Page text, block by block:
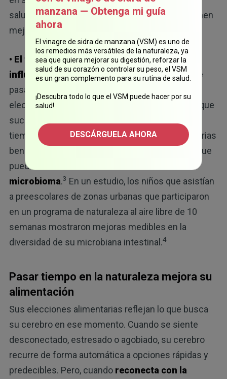
saludables, más bien la naturaleza hace que tomen
mejores elecciones al momento de comer.
• El tiempo que pasa en la naturaleza también
influye en la salud intestinal:los beneficios de
pasar tiempo al aire libre van más allá de sus
elecciones alimentarias; también influyen en lo que
sucede dentro de su sistema digestivo. Pasar
tiempo al aire libre expone su cuerpo a las bacterias
beneficiosas de la tierra, las plantas y el aire, lo que
puede incrementar la diversidad de su
microbioma.3 En un estudio, los niños que asistían
a preescolares de zonas urbanas que participaron
en un programa de naturaleza al aire libre de 10
semanas mostraron mejoras medibles en la
diversidad de su microbiana intestinal.4
Pasar tiempo en la naturaleza mejora su
alimentación
Sus elecciones alimentarias reflejan lo que busca
su cerebro en ese momento. Cuando se siente
desconectado, estresado o agobiado, su cerebro
recurre de forma automática a opciones rápidas y
predecibles. Pero, cuando reconecta con la
manzana — Obtenga mi guía
ahora
El vinagre de sidra de manzana (VSM) es uno de
los remedios más versátiles de la naturaleza, ya
sea que quiera mejorar su digestión, reforzar la
salud de su corazón o controlar su peso, el VSM
es un gran complemento para su rutina de salud.
¡Descubra todo lo que el VSM puede hacer por su
salud!
DESCÁRGUELA AHORA